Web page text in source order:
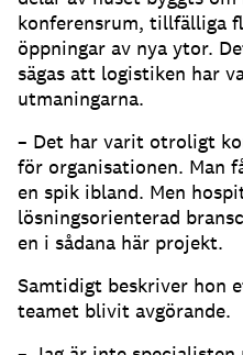
konferensrum, tillfälliga
öppningar av nya ytor.
sägas att logistiken har
utmaningarna.
– Det har varit otroligt
för organisationen. Man
en spik ibland. Men
lösningsorienterad
en i sådana här projekt.
Samtidigt beskriver hon
teamet blivit avgörande.